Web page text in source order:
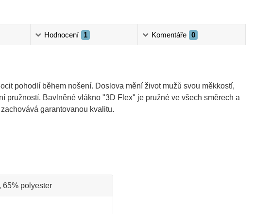
Hodnocení 1 Komentáře 0
pohodlí během nošení. Doslova mění život mužů svou měkkostí,
pružností. Bavlněné vlákno "3D Flex" je pružné ve všech směrech a
garantovanou kvalitu.
65% polyester